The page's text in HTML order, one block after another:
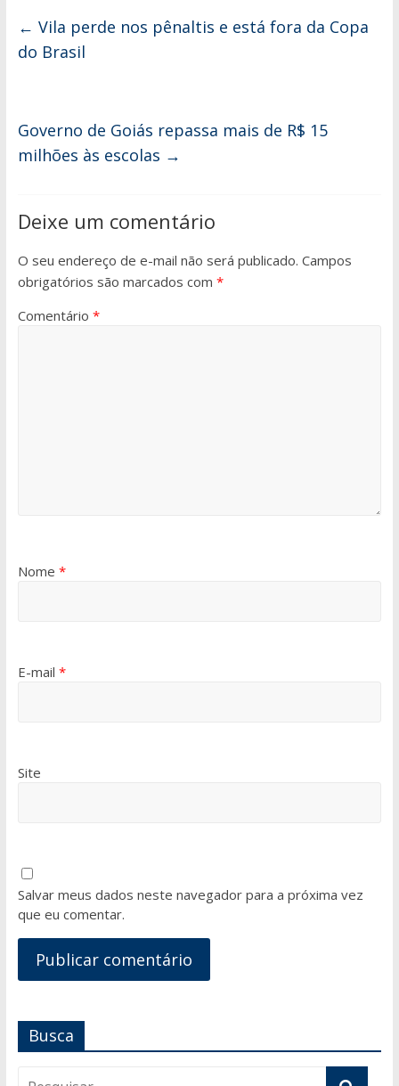
← Vila perde nos pênaltis e está fora da Copa
do Brasil
Governo de Goiás repassa mais de R$ 15
milhões às escolas →
Deixe um comentário
O seu endereço de e-mail não será publicado. Campos
obrigatórios são marcados com *
Comentário *
Nome *
E-mail *
Site
Salvar meus dados neste navegador para a próxima vez
que eu comentar.
Busca